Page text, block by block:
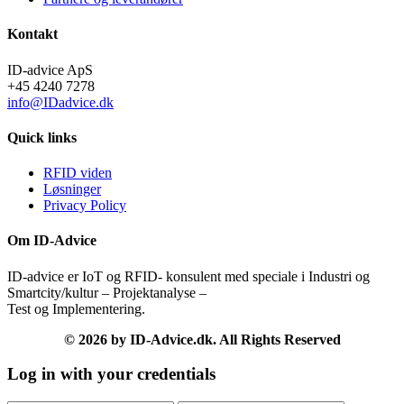
Kontakt
ID-advice ApS
+45 4240 7278
info@IDadvice.dk
Quick links
RFID viden
Løsninger
Privacy Policy
Om ID-Advice
ID-advice er IoT og RFID- konsulent med speciale i Industri og
Smartcity/kultur – Projektanalyse –
Test og Implementering.
© 2026 by ID-Advice.dk. All Rights Reserved
Log in with your credentials